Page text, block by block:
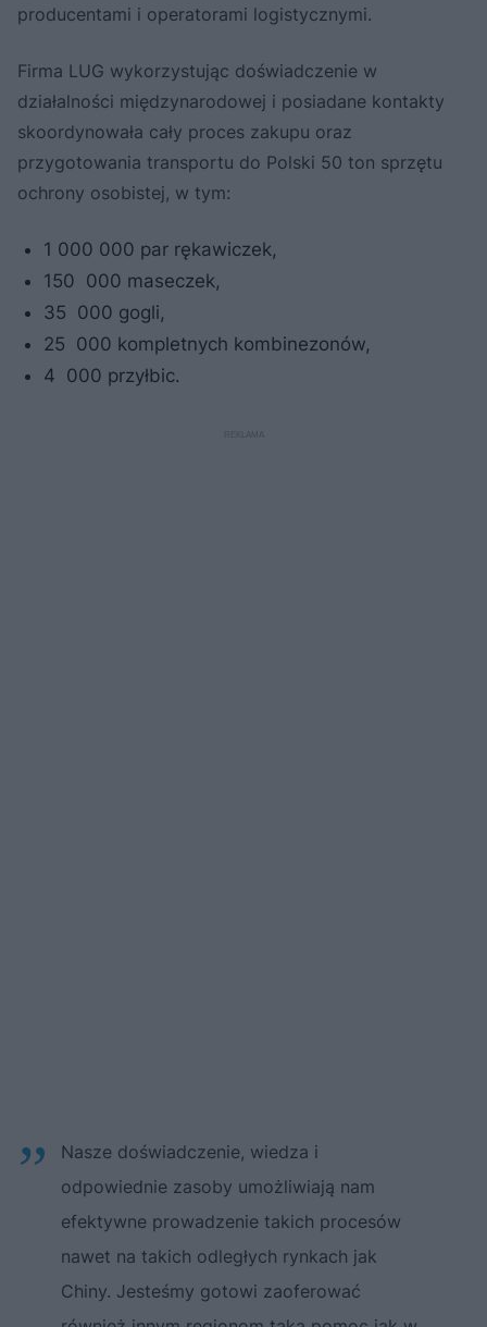
producentami i operatorami logistycznymi.
Firma LUG wykorzystując doświadczenie w
działalności międzynarodowej i posiadane kontakty
skoordynowała cały proces zakupu oraz
przygotowania transportu do Polski 50 ton sprzętu
ochrony osobistej, w tym:
1 000 000 par rękawiczek,
150 000 maseczek,
35 000 gogli,
25 000 kompletnych kombinezonów,
4 000 przyłbic.
Nasze doświadczenie, wiedza i
odpowiednie zasoby umożliwiają nam
efektywne prowadzenie takich procesów
nawet na takich odległych rynkach jak
Chiny. Jesteśmy gotowi zaoferować